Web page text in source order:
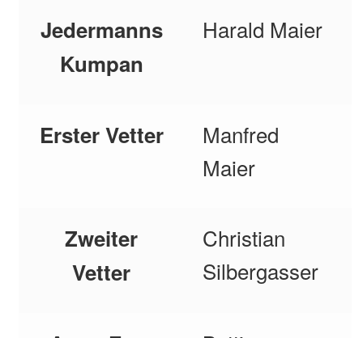
Jedermanns
Kumpan
Harald Maier
Erster Vetter
Manfred
Maier
Zweiter
Vetter
Christian
Silbergasser